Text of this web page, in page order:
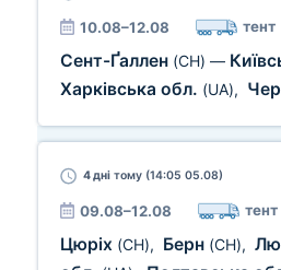
10.08–12.08 тент
Сент-Ґаллен (CH) —
Харківська обл. (UA),
4 дні тому (14:05 05.08)
09.08–12.08 тент
Цюріх (CH), Берн (CH),